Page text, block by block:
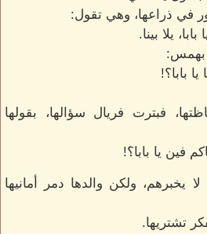
في ذراعها، وهي تقول:
يلا بينا.
بهمس:
بابا؟!
فبترت فريال سؤالها، بقولها
فين يا بابا؟!
ولكن والدها دمر أمانيها
تشتريها.